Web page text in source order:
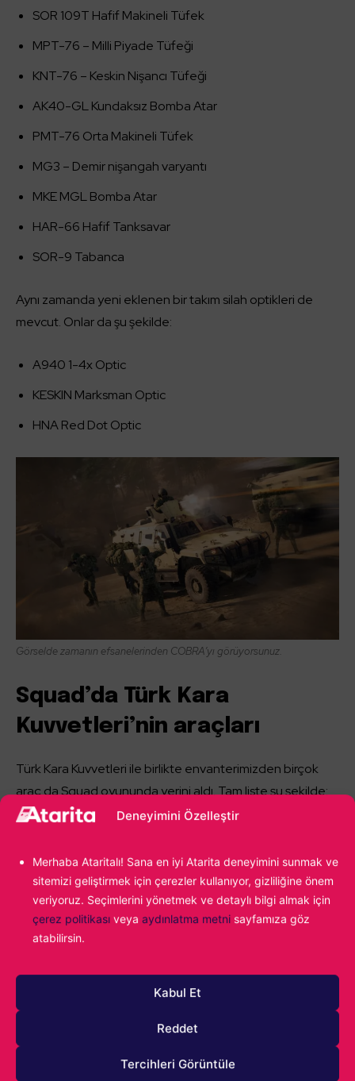
Deneyimini Özelleştir
Merhaba Ataritalı! Sana en iyi Atarita deneyimini sunmak ve
sitemizi geliştirmek için çerezler kullanıyor, gizliliğine önem
veriyoruz. Seçimlerini yönetmek ve detaylı bilgi almak için
çerez politikası veya aydınlatma metni sayfamıza göz
atabilirsin.
Kabul Et
Reddet
Tercihleri Görüntüle
SOR 109T Hafif Makineli Tüfek
MPT-76 – Milli Piyade Tüfeği
KNT-76 – Keskin Nişancı Tüfeği
AK40-GL Kundaksız Bomba Atar
PMT-76 Orta Makineli Tüfek
MG3 – Demir nişangah varyantı
MKE MGL Bomba Atar
HAR-66 Hafif Tanksavar
SOR-9 Tabanca
Aynı zamanda yeni eklenen bir takım silah optikleri de
mevcut. Onlar da şu şekilde:
A940 1-4x Optic
KESKIN Marksman Optic
HNA Red Dot Optic
Görselde zamanın efsanelerinden COBRA’yı görüyorsunuz.
Squad’da Türk Kara
Kuvvetleri’nin araçları
Türk Kara Kuvvetleri ile birlikte envanterimizden birçok
araç da Squad oyununda yerini aldı. Tam liste şu şekilde:
Cobra II MRAP
ACV-15 Paletli APC/IFV
Pars III APC/IFV
UH1H Helikopter (Halk arasında “Pat Pat” olarak da
Araçlar konusunda yeni güncelleme, oyunun dengesini
bozmamak adına özenle tasarlanmış gibi duruyor.